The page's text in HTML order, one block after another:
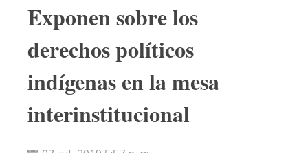
Exponen sobre los
derechos políticos
indígenas en la mesa
interinstitucional